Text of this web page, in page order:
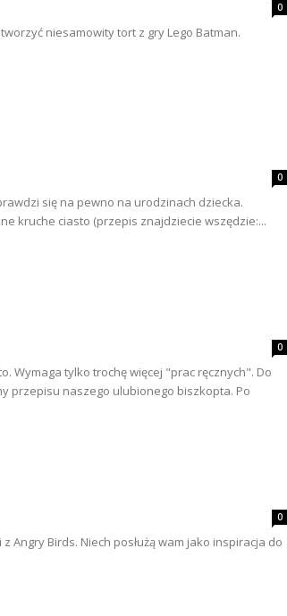
0
niesamowity tort z gry Lego Batman.
0
się na pewno na urodzinach dziecka.
kruche ciasto (przepis znajdziecie wszędzie:...
0
Wymaga tylko trochę więcej "prac ręcznych". Do
przepisu naszego ulubionego biszkopta. Po
0
Angry Birds. Niech posłużą wam jako inspiracja do